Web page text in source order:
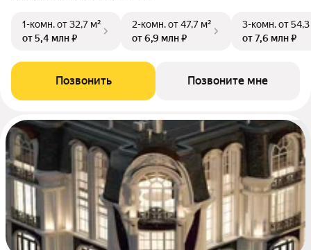
1-комн.от 32,7 м²
от 5,4 млн ₽
2-комн.от 47,7 м²
от 6,9 млн ₽
3-комн.от
от 7,6 млн ₽
Позвонить Позвоните мне